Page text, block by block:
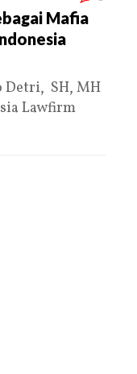
Mafia
Detri, SH, MH
Lawfirm